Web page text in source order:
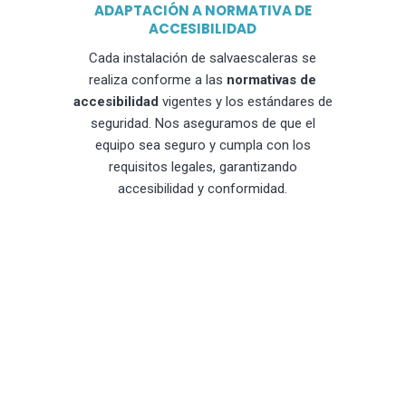
ADAPTACIÓN A NORMATIVA DE
ACCESIBILIDAD
Cada instalación de salvaescaleras se
realiza conforme a las normativas de
accesibilidad vigentes y los estándares de
seguridad. Nos aseguramos de que el
equipo sea seguro y cumpla con los
requisitos legales, garantizando
accesibilidad y conformidad.